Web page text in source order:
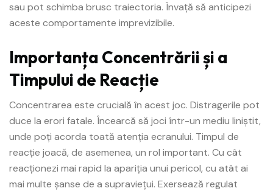
sau pot schimba brusc traiectoria. Învață să anticipezi
aceste comportamente imprevizibile.
Importanța Concentrării și a
Timpului de Reacție
Concentrarea este crucială în acest joc. Distragerile pot
duce la erori fatale. Încearcă să joci într-un mediu liniștit,
unde poți acorda toată atenția ecranului. Timpul de
reacție joacă, de asemenea, un rol important. Cu cât
reacționezi mai rapid la apariția unui pericol, cu atât ai
mai multe șanse de a supraviețui. Exersează regulat